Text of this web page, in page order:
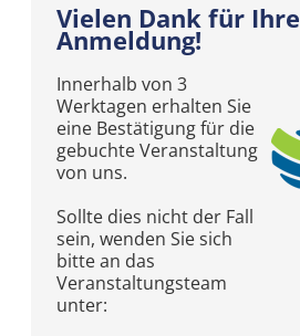
Vielen Dank für Ihre
Anmeldung!
Innerhalb von 3
Werktagen erhalten Sie
eine Bestätigung für die
gebuchte Veranstaltung
von uns.
Sollte dies nicht der Fall
sein, wenden Sie sich
bitte an das
Veranstaltungsteam
unter: